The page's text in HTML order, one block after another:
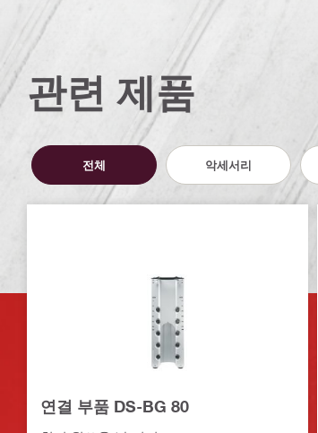
관련 제품
전체 악세서리
연결 부품 DS-BG 80